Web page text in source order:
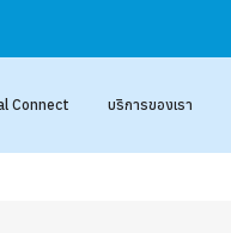
Connect บริการของเรา